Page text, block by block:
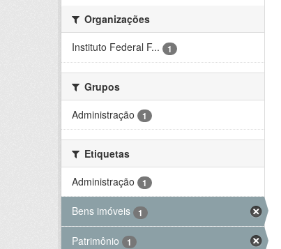
Organizações
Instituto Federal F...
1
Grupos
Administração
1
Etiquetas
Administração
1
Bens imóveis 1
Patrimônio 1